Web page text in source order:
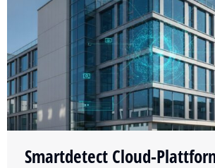
Smartdetect Cloud-